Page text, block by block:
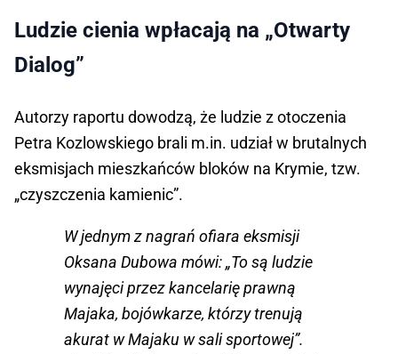
Ludzie cienia wpłacają na „Otwarty
Dialog”
Autorzy raportu dowodzą, że ludzie z otoczenia
Petra Kozlowskiego brali m.in. udział w brutalnych
eksmisjach mieszkańców bloków na Krymie, tzw.
„czyszczenia kamienic”.
W jednym z nagrań ofiara eksmisji
Oksana Dubowa mówi: „To są ludzie
wynajęci przez kancelarię prawną
Majaka, bojówkarze, którzy trenują
akurat w Majaku w sali sportowej”.